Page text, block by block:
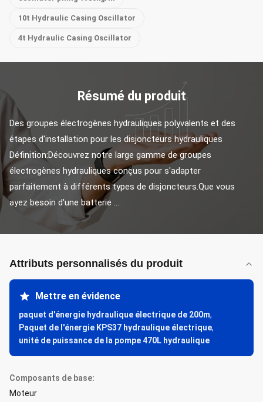
10t Hydraulic Casing Oscillator
4t Hydraulic Casing Oscillator
Résumé du produit
Des groupes électrogènes hydrauliques polyvalents et des
étapes d'installation pour les disjoncteurs hydrauliques
Définition:Découvrez notre large gamme de groupes
électrogènes hydrauliques conçus pour s'adapter
parfaitement à différents types de disjoncteurs.Que vous
ayez besoin d'une batterie ...
Attributs personnalisés du produit
Mettre en évidence
paquet d'énergie hydraulique électrique de 200m,
Paquet de l'énergie KPS37 hydraulique électrique,
unité de puissance de la pompe 470L hydraulique
Composants de base:
Moteur